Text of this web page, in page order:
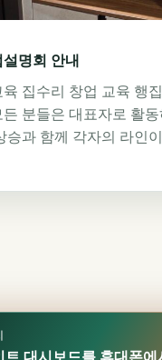
명회 안내
집수리 창업 교육 행
분들은 대표자로 활
승과 함께 각자의 라인